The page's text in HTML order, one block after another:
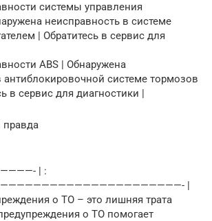
системы управления
неисправность в системе
| Обратитесь в сервис для
ABS | Обнаружена
антиблокировочной системе тормозов
в сервис для диагностики |
| :
|
о ТО – это лишняя трата
о ТО помогает